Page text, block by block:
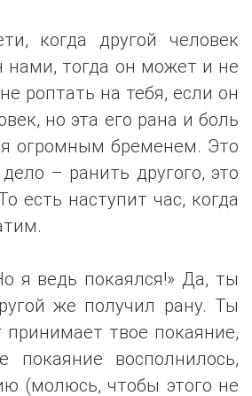
когда другой человек
нами, тогда он может и не
роптать на тебя, если он
но эта его рана и боль
огромным бременем. Это
– ранить другого, это
есть наступит час, когда
я ведь покаялся!» Да, ты
же получил рану. Ты
принимает твое покаяние,
покаяние восполнилось,
(молюсь, чтобы этого не